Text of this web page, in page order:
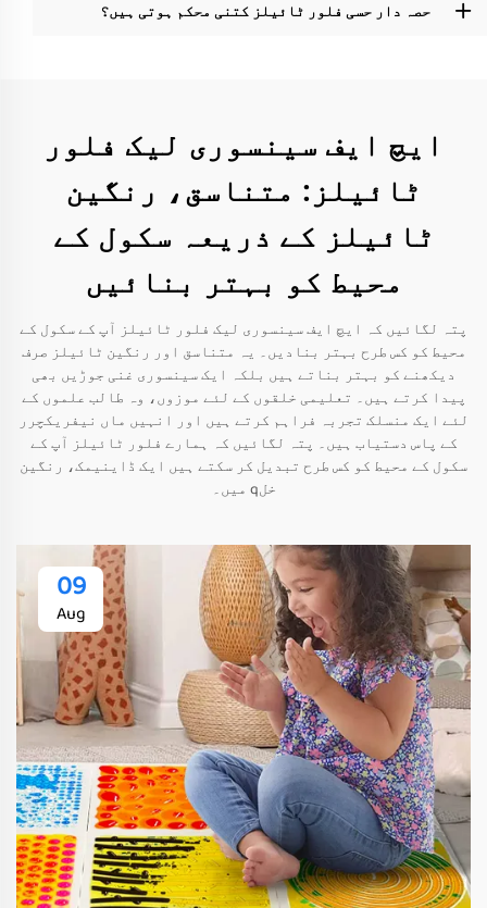
حصہ دار حسی فلور ٹائیلز کتنی محکم ہوتی ہیں؟
ایچ ایف سینسوری لیک فلور
ٹائیلز: متناسق، رنگین
ٹائیلز کے ذریعہ سکول کے
محیط کو بہتر بنائیں
پتہ لگائیں کہ ایچ ایف سینسوری لیک فلور ٹائیلز آپ کے سکول کے
محیط کو کس طرح بہتر بنادیں۔ یہ متناسق اور رنگین ٹائیلز صرف
دیکھنے کو بہتر بناتے ہیں بلکہ ایک سینسوری غنی جوڑیں بھی
پیدا کرتے ہیں۔ تعلیمی خلقوں کے لئے موزوں، وہ طالب علموں کے
لئے ایک منسلک تجربہ فراہم کرتے ہیں اور انہیں ماں نیفریکچرر
کے پاس دستیاب ہیں۔ پتہ لگائیں کہ ہمارے فلور ٹائیلز آپ کے
سکول کے محیط کو کس طرح تبدیل کر سکتے ہیں ایک ڈاینیمک، رنگین
خلq میں۔
09
Aug